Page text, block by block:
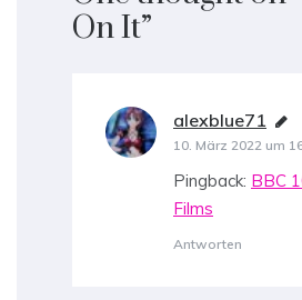
On It”
alexblue71
10. März 2022 um
Pingback: BBC
Films
Antworten